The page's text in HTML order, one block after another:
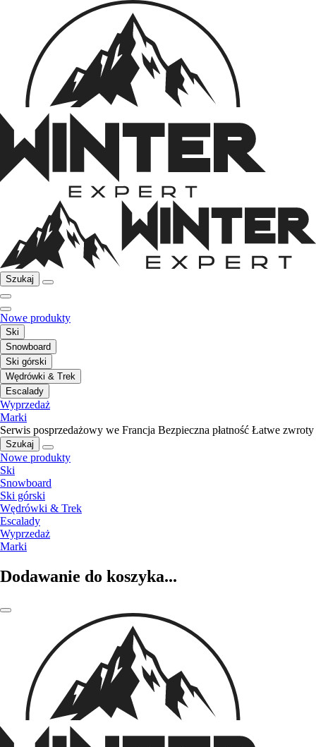
Szukaj
Nowe produkty
Ski
Snowboard
Ski górski
Wędrówki & Trek
Escalady
Wyprzedaż
Marki
Serwis posprzedażowy we Francja Bezpieczna płatność Łatwe zwroty
Szukaj
Nowe produkty
Ski
Snowboard
Ski górski
Wędrówki & Trek
Escalady
Wyprzedaż
Marki
Dodawanie do koszyka...